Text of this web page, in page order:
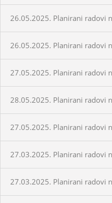
26.05.2025. Planirani radovi
26.05.2025. Planirani radovi
27.05.2025. Planirani radovi
28.05.2025. Planirani radovi
27.05.2025. Planirani radovi
27.03.2025. Planirani radovi
27.03.2025. Planirani radovi